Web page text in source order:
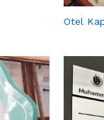
Otel